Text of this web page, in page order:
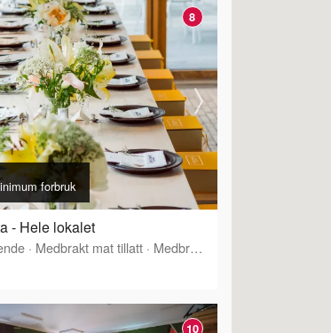
8
forbruk
- Hele lokalet
· Medbrakt mat tillatt · Medbrakt drikke tillatt
10